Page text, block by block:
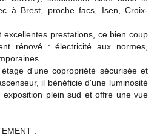
à Brest, proche facs, Isen, Croix-
prestations, ce bien coup
rénové : électricité aux normes,
d'une copropriété sécurisée et
il bénéficie d'une luminosité
plein sud et offre une vue
: